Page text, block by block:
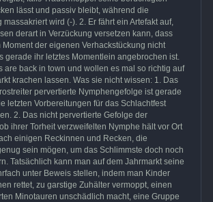
lässt und passiv bleibt, während die
massakriert wird (-). 2. Er fährt ein Artefakt auf,
derart in Verzückung versetzen kann, dass
Moment der eigenen Verhackstückung nicht
gerade ihr letztes Momentlein angebrochen ist.
are back in town und wollen es mal so richtig auf
krachen lassen. Was sie nicht wissen: 1. Das
pervertierte Nymphengefolge ist gerade
letzten Vorbereitungen für das Schlachtfest
2. Das nicht pervertierte Gefolge der
ihrer Torheit verzweifelten Nymphe hält vor Ort
einigen Reckinnen und Recken, die
sein mögen, um das Schlimmste doch noch
Tatsächlich kann man auf dem Jahrmarkt seine
unter Beweis stellen, indem man Kinder
rettet, zu garstige Zuhälter vermoppt, einen
Minotauren unschädlich macht, eine Gruppe